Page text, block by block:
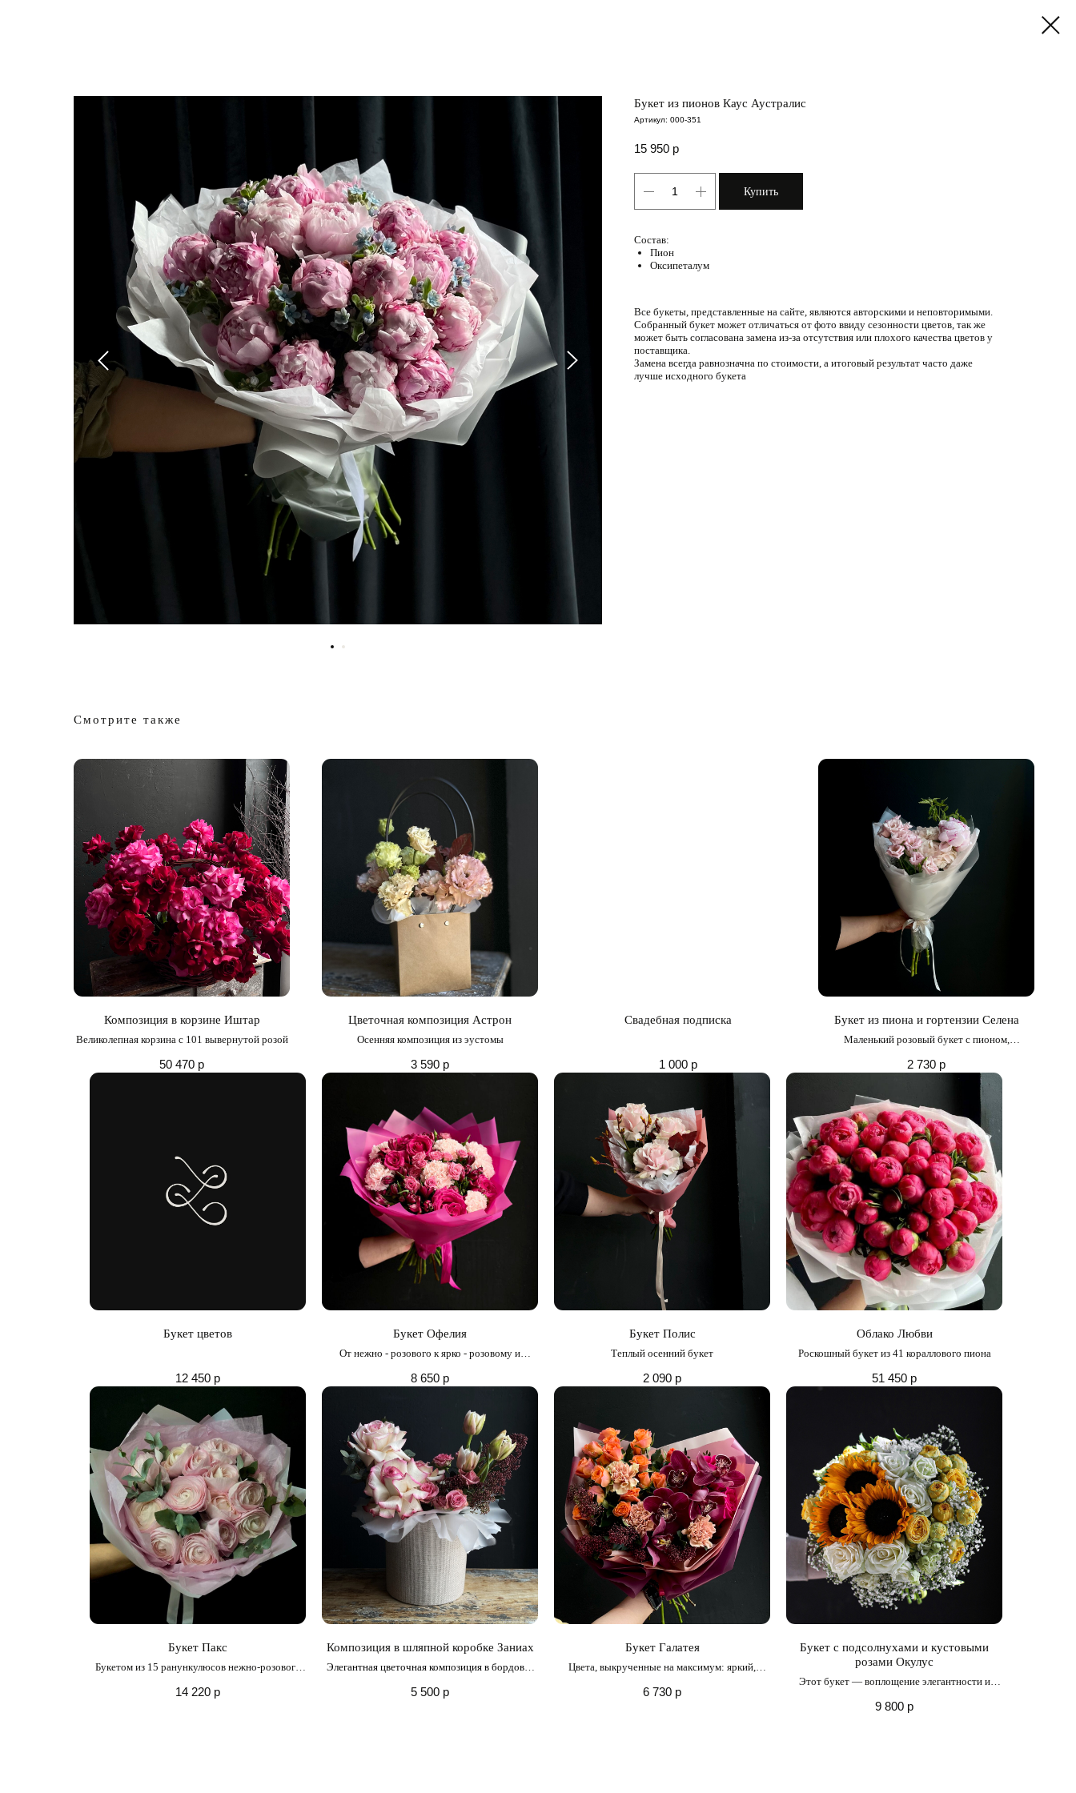
Букет из пионов Каус Аустралис
Артикул: 000-351
15 950 р
Купить
Состав:
Пион
Оксипеталум
Все букеты, представленные на сайте, являются авторскими и неповторимыми.
Собранный букет может отличаться от фото ввиду сезонности цветов, так же
может быть согласована замена из-за отсутствия или плохого качества цветов у
поставщика.
Замена всегда равнозначна по стоимости, а итоговый результат часто даже
лучше исходного букета
Смотрите также
Композиция в корзине Иштар
Великолепная корзина с 101 вывернутой розой
50 470 р
Цветочная композиция Астрон
Осенняя композиция из эустомы
3 590 р
Свадебная подписка
1 000 р
Букет из пиона и гортензии Селена
Маленький розовый букет с пионом,
2 730 р
Букет цветов
12 450 р
Букет Офелия
От нежно - розового к ярко - розовому и
8 650 р
Букет Полис
Теплый осенний букет
2 090 р
Облако Любви
Роскошный букет из 41 кораллового пиона
51 450 р
Букет Пакс
Букетом из 15 ранункулюсов нежно-розового
14 220 р
Композиция в шляпной коробке Заниах
Элегантная цветочная композиция в бордово-
5 500 р
Букет Галатея
Цвета, выкрученные на максимум: яркий,
весенней орхидеи
6 730 р
Букет с подсолнухами и кустовыми
розами Окулус
Этот букет — воплощение элегантности и
9 800 р